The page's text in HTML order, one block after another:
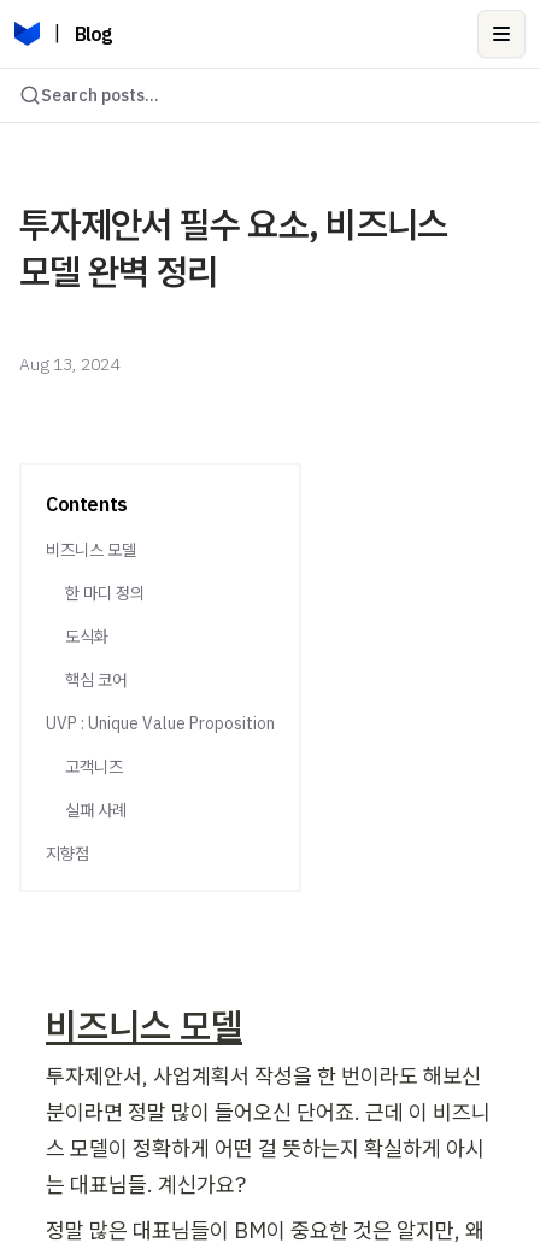
Blog
Search posts...
투자제안서 필수 요소, 비즈니스
모델 완벽 정리
Aug 13, 2024
Contents
비즈니스 모델
한 마디 정의
도식화
핵심 코어
UVP : Unique Value Proposition
고객니즈
실패 사례
지향점
비즈니스 모델
투자제안서, 사업계획서 작성을 한 번이라도 해보신
분이라면 정말 많이 들어오신 단어죠. 근데 이 비즈니
스 모델이 정확하게 어떤 걸 뜻하는지 확실하게 아시
는 대표님들. 계신가요?
정말 많은 대표님들이 BM이 중요한 것은 알지만, 왜